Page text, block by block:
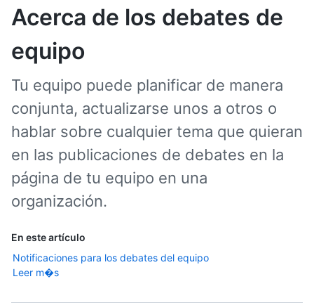
Acerca de los debates de
equipo
En este artículo
Notificaciones para los debates del equipo
Leer m�s
Tu equipo puede planificar de manera
conjunta, actualizarse unos a otros o
hablar sobre cualquier tema que quieran
en las publicaciones de debates en la
página de tu equipo en una
organización.